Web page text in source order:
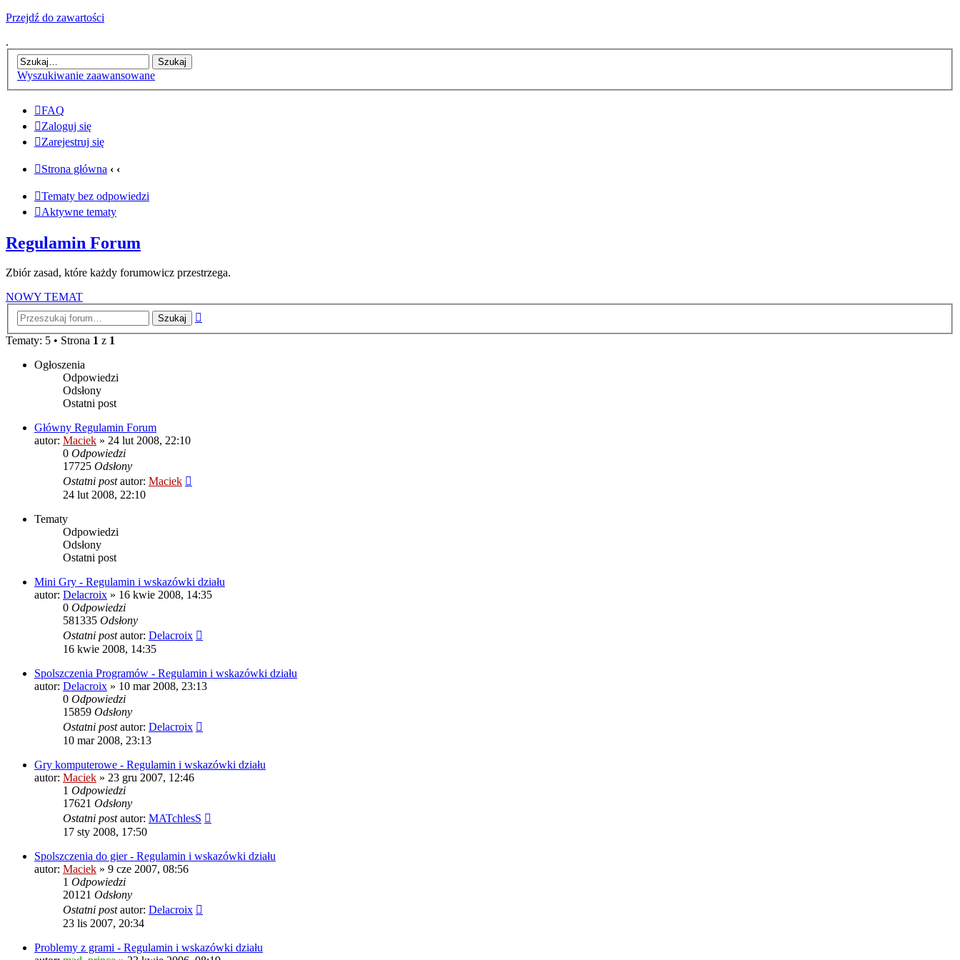
Przejdź do zawartości
.
Wyszukiwanie zaawansowane
FAQ
Zaloguj się
Zarejestruj się
Strona główna ‹ ‹
Tematy bez odpowiedzi
Aktywne tematy
Regulamin Forum
Zbiór zasad, które każdy forumowicz przestrzega.
NOWY TEMAT
Tematy: 5 • Strona 1 z 1
Ogłoszenia
Odpowiedzi
Odsłony
Ostatni post
Główny Regulamin Forum
autor: Maciek » 24 lut 2008, 22:10
0 Odpowiedzi
17725 Odsłony
Ostatni postautor: Maciek
24 lut 2008, 22:10
Tematy
Odpowiedzi
Odsłony
Ostatni post
Mini Gry - Regulamin i wskazówki działu
autor: Delacroix » 16 kwie 2008, 14:35
0 Odpowiedzi
581335 Odsłony
Ostatni postautor: Delacroix
16 kwie 2008, 14:35
Spolszczenia Programów - Regulamin i wskazówki działu
autor: Delacroix » 10 mar 2008, 23:13
0 Odpowiedzi
15859 Odsłony
Ostatni postautor: Delacroix
10 mar 2008, 23:13
Gry komputerowe - Regulamin i wskazówki działu
autor: Maciek » 23 gru 2007, 12:46
1 Odpowiedzi
17621 Odsłony
Ostatni postautor: MATchlesS
17 sty 2008, 17:50
Spolszczenia do gier - Regulamin i wskazówki działu
autor: Maciek » 9 cze 2007, 08:56
1 Odpowiedzi
20121 Odsłony
Ostatni postautor: Delacroix
23 lis 2007, 20:34
Problemy z grami - Regulamin i wskazówki działu